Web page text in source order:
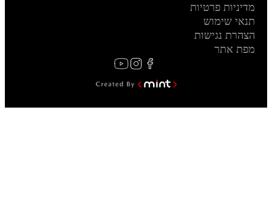
מדיניות פרטיות
תנאי שימוש
הצהרת נגישות
מפת אתר